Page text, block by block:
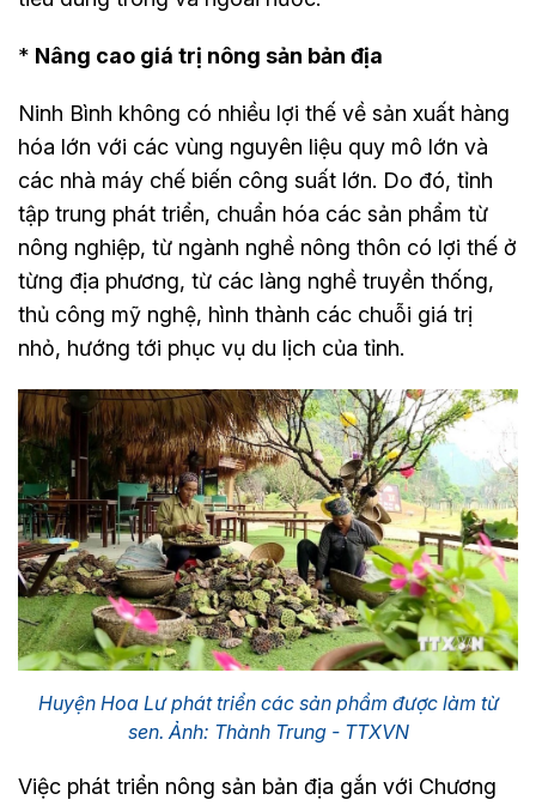
* Nâng cao giá trị nông sản bản địa
Ninh Bình không có nhiều lợi thế về sản xuất hàng
hóa lớn với các vùng nguyên liệu quy mô lớn và
các nhà máy chế biến công suất lớn. Do đó, tỉnh
tập trung phát triển, chuẩn hóa các sản phẩm từ
nông nghiệp, từ ngành nghề nông thôn có lợi thế ở
từng địa phương, từ các làng nghề truyền thống,
thủ công mỹ nghệ, hình thành các chuỗi giá trị
nhỏ, hướng tới phục vụ du lịch của tỉnh.
Huyện Hoa Lư phát triển các sản phẩm được làm từ
sen. Ảnh: Thành Trung - TTXVN
Việc phát triển nông sản bản địa gắn với Chương